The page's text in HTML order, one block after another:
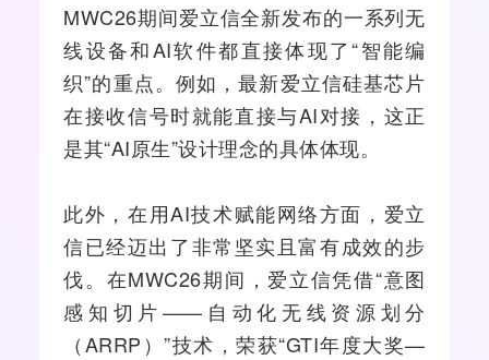
MWC26期间爱立信全新发布的一系列无
线设备和AI软件都直接体现了“智能编
织”的重点。例如，最新爱立信硅基芯片
在接收信号时就能直接与AI对接，这正
是其“AI原生”设计理念的具体体现。
此外，在用AI技术赋能网络方面，爱立
信已经迈出了非常坚实且富有成效的步
伐。在MWC26期间，爱立信凭借“意图
感知切片——自动化无线资源划分
（ARRP）”技术，荣获“GTI年度大奖—